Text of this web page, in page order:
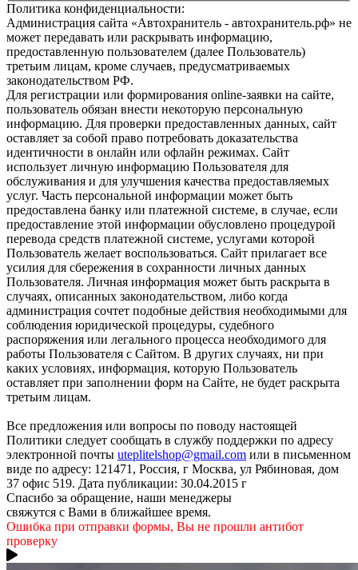
Политика конфиденциальности:
Администрация сайта «Автохранитель - автохранитель.рф» не
может передавать или раскрывать информацию,
предоставленную пользователем (далее Пользователь)
третьим лицам, кроме случаев, предусматриваемых
законодательством РФ.
Для регистрации или формирования online-заявки на сайте,
пользователь обязан внести некоторую персональную
информацию. Для проверки предоставленных данных, сайт
оставляет за собой право потребовать доказательства
идентичности в онлайн или офлайн режимах. Сайт
использует личную информацию Пользователя для
обслуживания и для улучшения качества предоставляемых
услуг. Часть персональной информации может быть
предоставлена банку или платежной системе, в случае, если
предоставление этой информации обусловлено процедурой
перевода средств платежной системе, услугами которой
Пользователь желает воспользоваться. Сайт прилагает все
усилия для сбережения в сохранности личных данных
Пользователя. Личная информация может быть раскрыта в
случаях, описанных законодательством, либо когда
администрация сочтет подобные действия необходимыми для
соблюдения юридической процедуры, судебного
распоряжения или легального процесса необходимого для
работы Пользователя с Сайтом. В других случаях, ни при
каких условиях, информация, которую Пользователь
оставляет при заполнении форм на Сайте, не будет раскрыта
третьим лицам.
Все предложения или вопросы по поводу настоящей
Политики следует сообщать в службу поддержки по адресу
электронной почты uteplitelshop@gmail.com или в письменном
виде по адресу: 121471, Россия, г Москва, ул Рябиновая, дом
37 офис 519. Дата публикации: 30.04.2015 г
Спасибо за обращение, наши менеджеры
свяжутся с Вами в ближайшее время.
Ошибка при отправки формы, Вы не прошли антибот
проверку